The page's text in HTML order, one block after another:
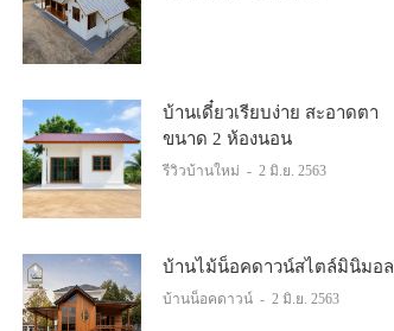
บ้านเดี๋ยวเรียบง่าย สะอาดตา
ขนาด 2 ห้องนอน
รีวิวบ้านใหม่ - 2 มิ.ย. 2563
บ้านไม้น็อคดาวน์สไตล์มินิมอล
บ้านน็อคดาวน์ - 2 มิ.ย. 2563